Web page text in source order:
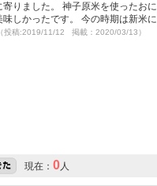
りました。 神子原米を使ったお
しかったです。 今の時期は新米
（投稿:2019/11/12 掲載：2020/03/13）
現在： 0人